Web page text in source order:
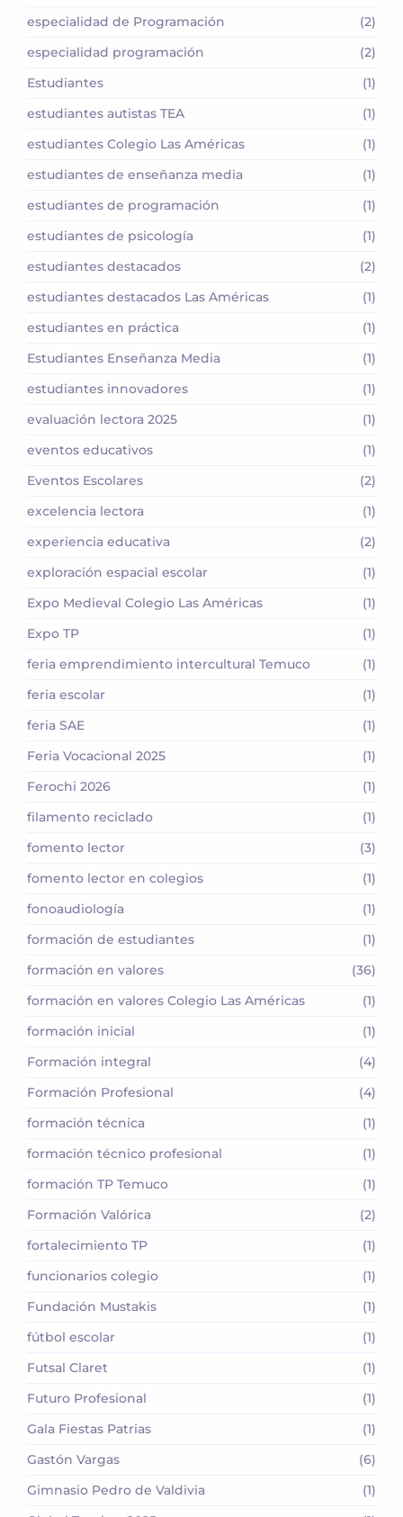
especialidad de Programación
(2)
especialidad programación
(2)
Estudiantes
(1)
estudiantes autistas TEA
(1)
estudiantes Colegio Las Américas
(1)
estudiantes de enseñanza media
(1)
estudiantes de programación
(1)
estudiantes de psicología
(1)
estudiantes destacados
(2)
estudiantes destacados Las Américas
(1)
estudiantes en práctica
(1)
Estudiantes Enseñanza Media
(1)
estudiantes innovadores
(1)
evaluación lectora 2025
(1)
eventos educativos
(1)
Eventos Escolares
(2)
excelencia lectora
(1)
experiencia educativa
(2)
exploración espacial escolar
(1)
Expo Medieval Colegio Las Américas
(1)
Expo TP
(1)
feria emprendimiento intercultural Temuco
(1)
feria escolar
(1)
feria SAE
(1)
Feria Vocacional 2025
(1)
Ferochi 2026
(1)
filamento reciclado
(1)
fomento lector
(3)
fomento lector en colegios
(1)
fonoaudiología
(1)
formación de estudiantes
(1)
formación en valores
(36)
formación en valores Colegio Las Américas
(1)
formación inicial
(1)
Formación integral
(4)
Formación Profesional
(4)
formación técnica
(1)
formación técnico profesional
(1)
formación TP Temuco
(1)
Formación Valórica
(2)
fortalecimiento TP
(1)
funcionarios colegio
(1)
Fundación Mustakis
(1)
fútbol escolar
(1)
Futsal Claret
(1)
Futuro Profesional
(1)
Gala Fiestas Patrias
(1)
Gastón Vargas
(6)
Gimnasio Pedro de Valdivia
(1)